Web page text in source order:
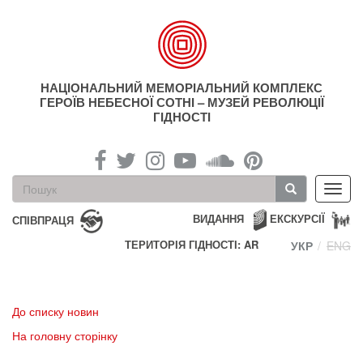
НАЦІОНАЛЬНИЙ МЕМОРІАЛЬНИЙ КОМПЛЕКС
ГЕРОЇВ НЕБЕСНОЇ СОТНІ – МУЗЕЙ РЕВОЛЮЦІЇ
ГІДНОСТІ
Пошукова
форма
Пошук
СПІВПРАЦЯ ЕКСКУРСІЇ
ВИДАННЯ
ТЕРИТОРІЯ ГІДНОСТІ: AR
УКР ENG
До списку новин
На головну сторінку